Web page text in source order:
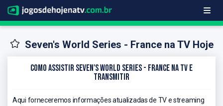
Seven's World Series - France na TV Hoje
Como Assistir Seven's World Series - France na TV e
Transmitir
Aqui forneceremos informações atualizadas de TV e streaming